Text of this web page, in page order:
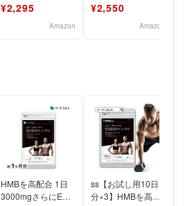
ミノ酸9種】＋ 【
¥2,295
Amazon
き必須・非必須アミ
¥2,550
Amazon
HMBを高配合 1日
3000mgさらにEAA
ss【お試し用10日
分×3】HMBを高配